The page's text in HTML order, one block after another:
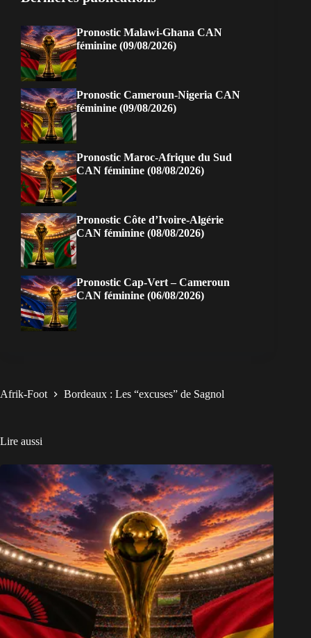
Pronostic Malawi-Ghana CAN
féminine (09/08/2026)
Pronostic Cameroun-Nigeria CAN
féminine (09/08/2026)
Pronostic Maroc-Afrique du Sud
CAN féminine (08/08/2026)
Pronostic Côte d’Ivoire-Algérie
CAN féminine (08/08/2026)
Pronostic Cap-Vert – Cameroun
CAN féminine (06/08/2026)
Afrik-Foot Bordeaux : Les “excuses” de Sagnol
Lire aussi